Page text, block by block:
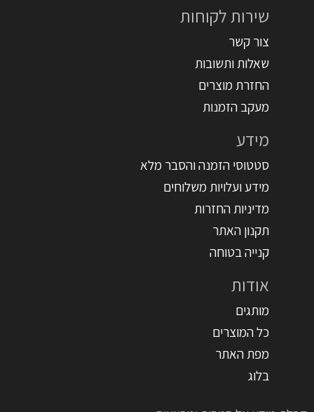
שירות לקוחות
צור קשר
שאלות ותשובות
החזרת מוצרים
מעקב הזמנות
מידע
סטטוסי הזמנה והסבר מלא
מידע ועלויות משלוחים
מדיניות החזרות
תקנון האתר
קנייה בטוחה
אודות
מותגים
כל המוצרים
מפת האתר
בלוג